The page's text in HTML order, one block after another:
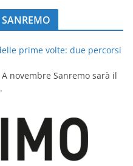
prime volte: due percorsi
novembre Sanremo sarà il